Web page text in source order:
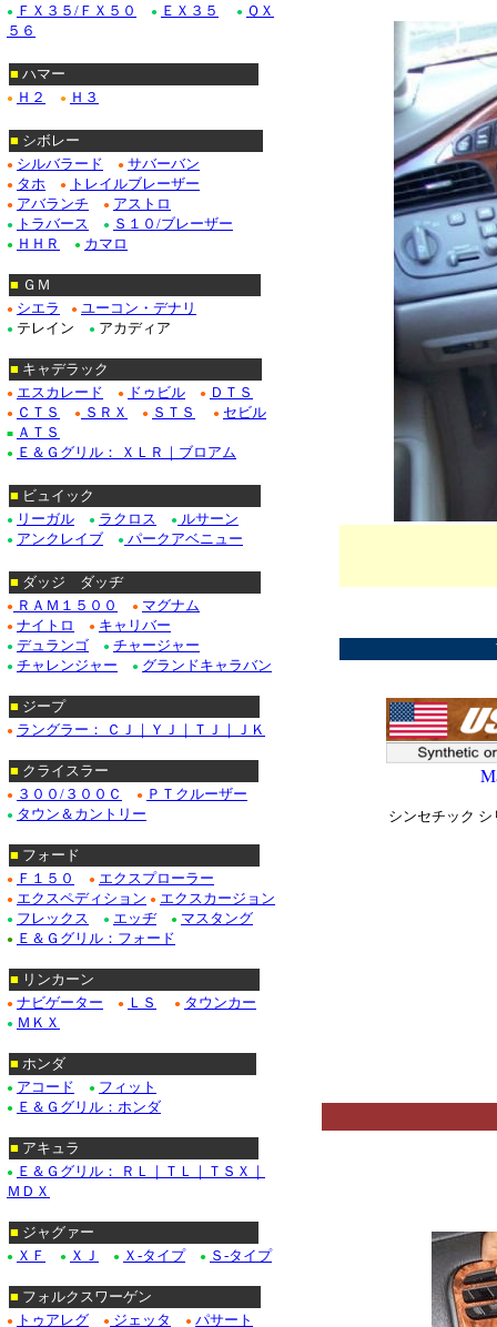
シンセチック
● ＦＸ３５/ＦＸ５０ ● ＥＸ３５ ● ＱＸ
５６
■ ハマー
● Ｈ２ ● Ｈ３
■ シボレー
● シルバラード ● サバーバン
● タホ ● トレイルブレーザー
● アバランチ ● アストロ
● トラバース ● Ｓ１０/ブレーザー
● ＨＨＲ ● カマロ
■ ＧＭ
● シエラ ● ユーコン・デナリ
● テレイン ● アカディア
■ キャデラック
● エスカレード ● ドゥビル ● ＤＴＳ
● ＣＴＳ ● ＳＲＸ ● ＳＴＳ ● セビル
■ ＡＴＳ
● Ｅ＆Ｇグリル： ＸＬＲ｜ブロアム
■ ビュイック
● リーガル ● ラクロス ● ルサーン
● アンクレイブ ● パークアベニュー
■ ダッジ ダッヂ
● ＲＡＭ１５００ ● マグナム
● ナイトロ ● キャリバー
● デュランゴ ● チャージャー
● チャレンジャー ● グランドキャラバン
■ ジープ
● ラングラー： ＣＪ｜ＹＪ｜ＴＪ｜ＪＫ
■ クライスラー
● ３００/３００Ｃ ● ＰＴクルーザー
● タウン＆カントリー
■ フォード
● Ｆ１５０ ● エクスプローラー
● エクスペディション ● エクスカージョン
● フレックス ● エッヂ ● マスタング
● Ｅ＆Ｇグリル：フォード
■ リンカーン
● ナビゲーター ● ＬＳ ● タウンカー
● ＭＫＸ
■ ホンダ
● アコード ● フィット
● Ｅ＆Ｇグリル：ホンダ
■ アキュラ
●
Ｅ＆Ｇグリル： ＲＬ｜ＴＬ｜ＴＳＸ｜
ＭＤＸ
■ ジャグァー
● ＸＦ ● ＸＪ ● Ｘ-タイプ ● Ｓ-タイプ
■ フォルクスワーゲン
● トゥアレグ ● ジェッタ ● パサート